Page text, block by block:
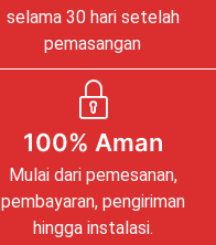
selama 30 hari setelah
pemasangan
100% Aman
Mulai dari pemesanan,
pembayaran, pengiriman
hingga instalasi.